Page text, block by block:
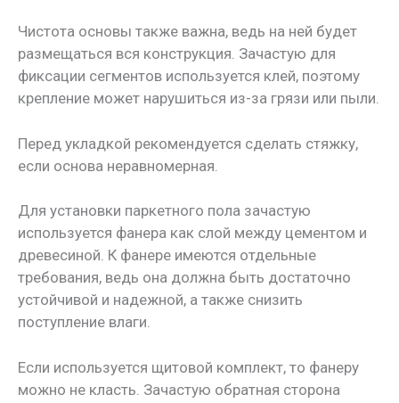
Чистота основы также важна, ведь на ней будет
размещаться вся конструкция. Зачастую для
фиксации сегментов используется клей, поэтому
крепление может нарушиться из-за грязи или пыли.
Перед укладкой рекомендуется сделать стяжку,
если основа неравномерная.
Для установки паркетного пола зачастую
используется фанера как слой между цементом и
древесиной. К фанере имеются отдельные
требования, ведь она должна быть достаточно
устойчивой и надежной, а также снизить
поступление влаги.
Если используется щитовой комплект, то фанеру
можно не класть. Зачастую обратная сторона